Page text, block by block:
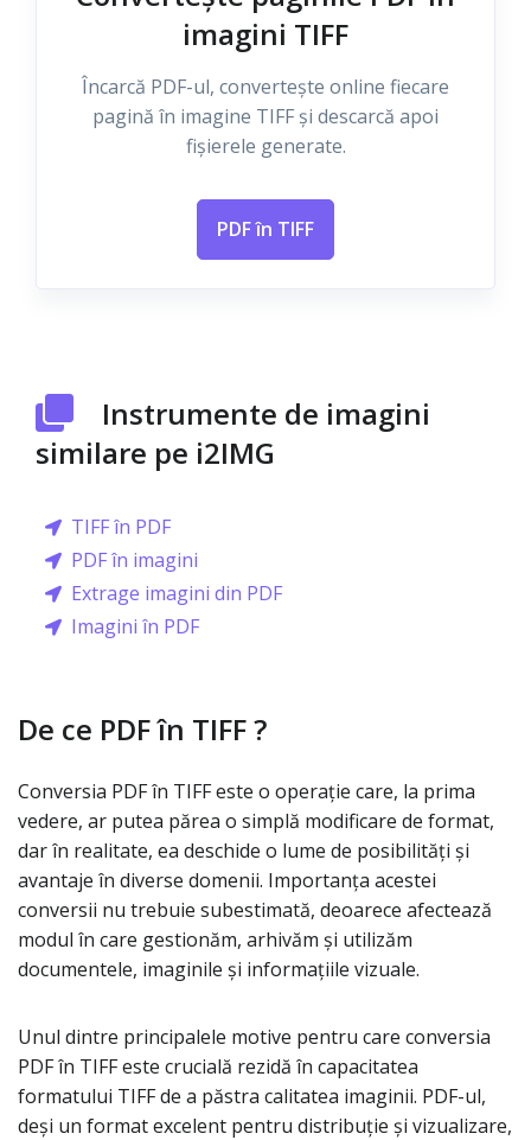
imagini TIFF
Încarcă PDF-ul, convertește online fiecare
pagină în imagine TIFF și descarcă apoi
fișierele generate.
PDF în TIFF
Instrumente de imagini
similare pe i2IMG
TIFF în PDF
PDF în imagini
Extrage imagini din PDF
Imagini în PDF
De ce PDF în TIFF ?
Conversia PDF în TIFF este o operație care, la prima
vedere, ar putea părea o simplă modificare de format,
dar în realitate, ea deschide o lume de posibilități și
avantaje în diverse domenii. Importanța acestei
conversii nu trebuie subestimată, deoarece afectează
modul în care gestionăm, arhivăm și utilizăm
documentele, imaginile și informațiile vizuale.
Unul dintre principalele motive pentru care conversia
PDF în TIFF este crucială rezidă în capacitatea
formatului TIFF de a păstra calitatea imaginii. PDF-ul,
deși un format excelent pentru distribuție și vizualizare,